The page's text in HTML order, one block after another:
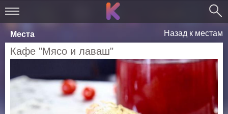
Места Назад к местам
Кафе "Мясо и лаваш"